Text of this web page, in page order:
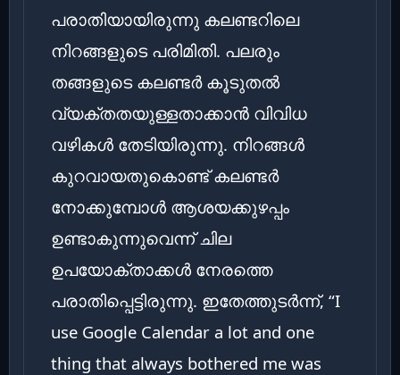
പരാതിയായിരുന്നു കലണ്ടറിലെ
നിറങ്ങളുടെ പരിമിതി. പലരും
തങ്ങളുടെ കലണ്ടർ കൂടുതൽ
വ്യക്തതയുള്ളതാക്കാൻ വിവിധ
വഴികൾ തേടിയിരുന്നു. നിറങ്ങൾ
കുറവായതുകൊണ്ട് കലണ്ടർ
നോക്കുമ്പോൾ ആശയക്കുഴപ്പം
ഉണ്ടാകുന്നുവെന്ന് ചില
ഉപയോക്താക്കൾ നേരത്തെ
പരാതിപ്പെട്ടിരുന്നു. ഇതേത്തുടർന്ന്, “I
use Google Calendar a lot and one
thing that always bothered me was